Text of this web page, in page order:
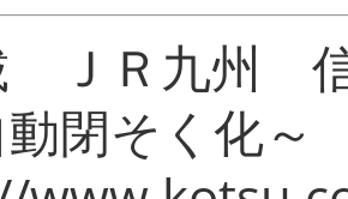
ＪＲ九州 信
閉そく化～